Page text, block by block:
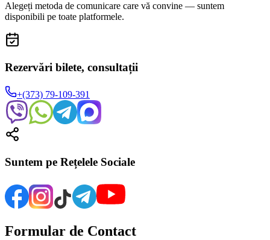
Alegeți metoda de comunicare care vă convine — suntem
disponibili pe toate platformele.
Rezervări bilete, consultații
+(373) 79-109-391
Suntem pe Rețelele Sociale
Formular de Contact